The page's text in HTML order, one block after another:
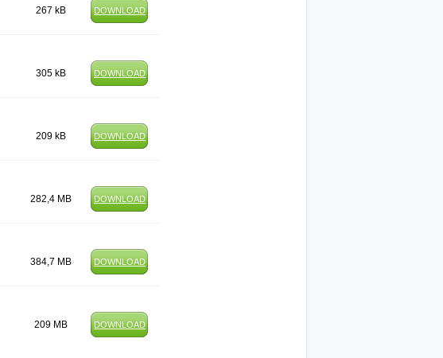
267 kB DOWNLOAD
305 kB DOWNLOAD
209 kB DOWNLOAD
282,4 MB DOWNLOAD
384,7 MB DOWNLOAD
209 MB DOWNLOAD